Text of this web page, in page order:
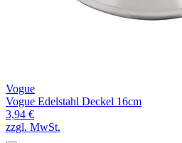
Vogue
Vogue Edelstahl Deckel 16cm
3,94 €
zzgl. MwSt.